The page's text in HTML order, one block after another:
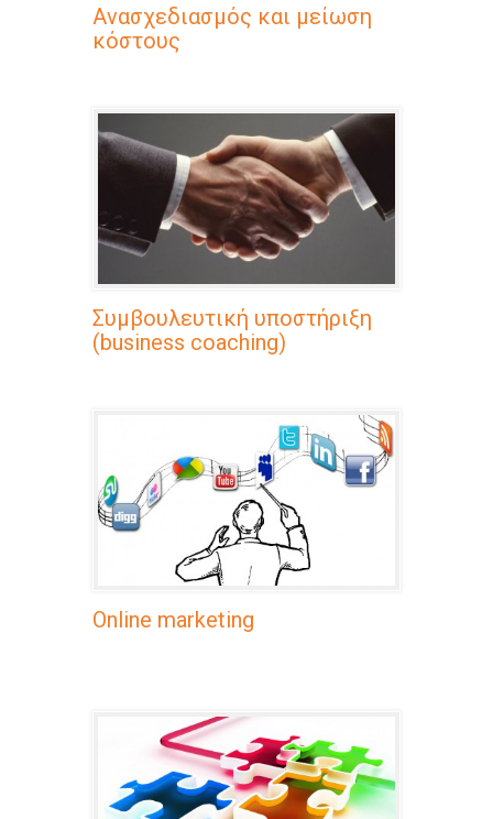
Ανασχεδιασμός και μείωση
κόστους
Συμβουλευτική υποστήριξη
(business coaching)
Online marketing